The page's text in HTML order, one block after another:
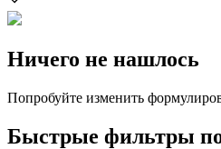
Ничего не нашлось
Попробуйте изменить
Быстрые фильтры